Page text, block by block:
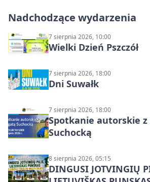
Nadchodzące wydarzenia
7 sierpnia 2026, 10:00
Wielki Dzień Pszczół
7 sierpnia 2026, 18:00
Dni Suwałk
7 sierpnia 2026, 18:00
Spotkanie autorskie z
Suchocką
8 sierpnia 2026, 05:15
DINGUSI JOTVINGIŲ